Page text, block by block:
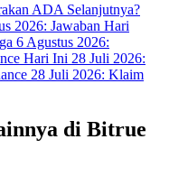
ADA Selanjutnya?
2026: Jawaban Hari
6 Agustus 2026:
Hari Ini 28 Juli 2026:
28 Juli 2026: Klaim
di Bitrue